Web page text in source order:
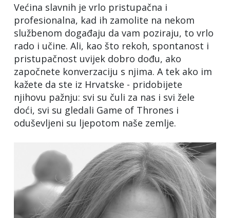
Većina slavnih je vrlo pristupačna i
profesionalna, kad ih zamolite na nekom
službenom događaju da vam poziraju, to vrlo
rado i učine. Ali, kao što rekoh, spontanost i
pristupačnost uvijek dobro dođu, ako
započnete konverzaciju s njima. A tek ako im
kažete da ste iz Hrvatske - pridobijete
njihovu pažnju: svi su čuli za nas i svi žele
doći, svi su gledali Game of Thrones i
oduševljeni su ljepotom naše zemlje.